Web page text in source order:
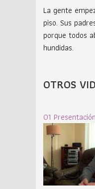
La gente
piso. Sus
porque todos
hundidas.
OTROS
01 Presentación